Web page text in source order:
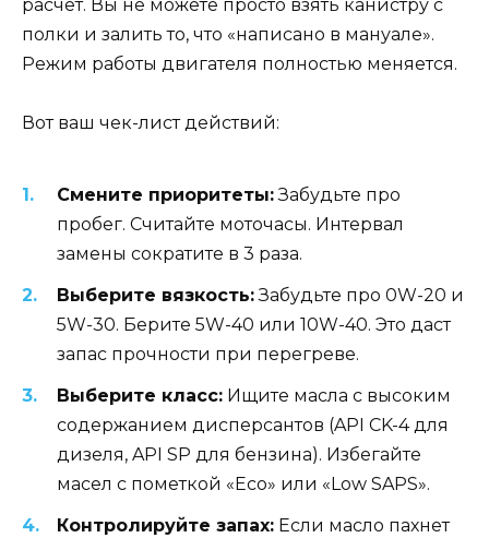
расчет. Вы не можете просто взять канистру с
полки и залить то, что «написано в мануале».
Режим работы двигателя полностью меняется.
Вот ваш чек-лист действий:
Смените приоритеты:Забудьте про
пробег. Считайте моточасы. Интервал
замены сократите в 3 раза.
Выберите вязкость:Забудьте про 0W-20 и
5W-30. Берите 5W-40 или 10W-40. Это даст
запас прочности при перегреве.
Выберите класс: Ищите масла с высоким
содержанием дисперсантов (API CK-4 для
дизеля, API SP для бензина). Избегайте
масел с пометкой «Eco» или «Low SAPS».
Контролируйте запах: Если масло пахнет